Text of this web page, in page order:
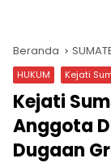
Beranda
HUKUM Kejati
Kejati
Anggota
Dugaan